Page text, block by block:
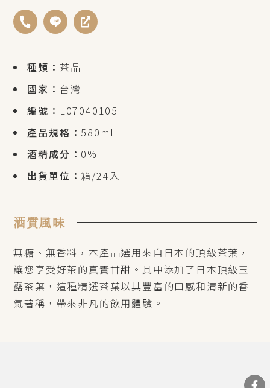
種類： 茶品
國家： 台灣
編號： L07040105
產品規格： 580ml
酒精成分： 0%
出貨單位：箱/24入
酒質風味
無糖、無香料，本產品選用來自日本的頂級茶葉，
讓您享受好茶的真實甘甜。其中添加了日本頂級玉
露茶葉，這種精選茶葉以其豐富的口感和清新的香
氣著稱，帶來非凡的飲用體驗。